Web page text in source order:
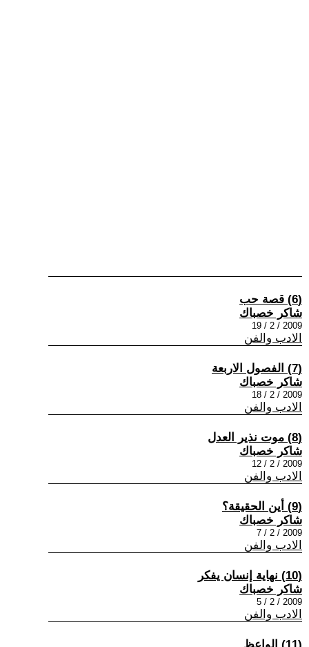
(6) قصة حب
شاكر خصباك
2009 / 2 / 19
الادب والفن
(7) الفصول الاربعة
شاكر خصباك
2009 / 2 / 18
الادب والفن
(8) موت نذير العدل
شاكر خصباك
2009 / 2 / 12
الادب والفن
(9) أين الحقيقة؟
شاكر خصباك
2009 / 2 / 7
الادب والفن
(10) نهاية إنسان يفكر
شاكر خصباك
2009 / 2 / 5
الادب والفن